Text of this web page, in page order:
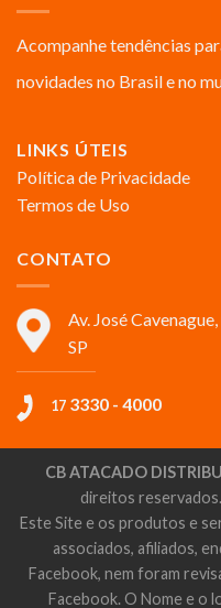
Acompanhe tendências
novidades no Brasil e no
LINKS ÚTEIS
Política de Privacidade
Termos de Uso
CONTATO
Av. José
SP
17 3330 - 4000
CB ATACADO
direitos
Este Site e os produtos e
associados, afiliados,
Facebook, nem foram
Facebook. O Nome e o